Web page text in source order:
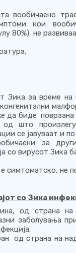
вообичаено
кои
80%) не
Зика за време
да биде
што
се јавуваат и
за
со вирусот Зика
симтоматско, не
со Зика
од страна
заболувања
од страна на